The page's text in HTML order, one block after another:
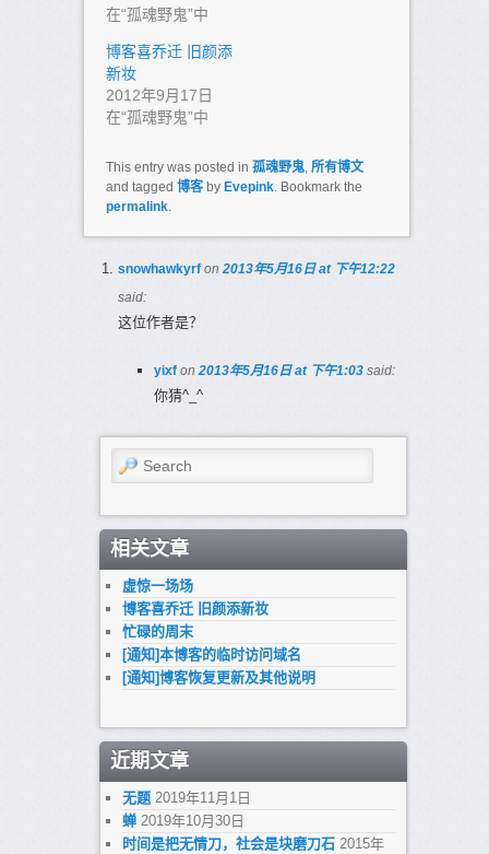
在“孤魂野鬼”中
博客喜乔迁 旧颜添
新妆
2012年9月17日
在“孤魂野鬼”中
This entry was posted in 孤魂野鬼, 所有博文
and tagged 博客by Evepink. Bookmark the
permalink.
snowhawkyrf on2013年5月16日 at 下午12:22
said:
这位作者是？
yixfon2013年5月16日 at 下午1:03 said:
你猜^_^
Search
相关文章
虚惊一场场
博客喜乔迁 旧颜添新妆
忙碌的周末
[通知]本博客的临时访问域名
[通知]博客恢复更新及其他说明
近期文章
无题 2019年11月1日
蝉 2019年10月30日
时间是把无情刀，社会是块磨刀石 2015年